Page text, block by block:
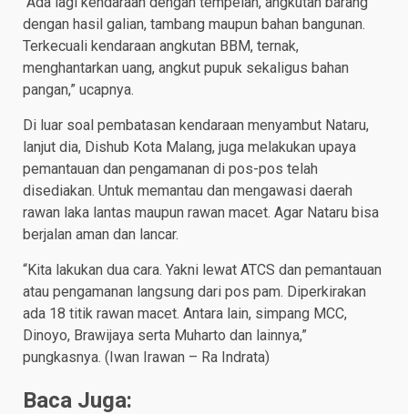
dengan hasil galian, tambang maupun bahan bangunan.
Terkecuali kendaraan angkutan BBM, ternak,
menghantarkan uang, angkut pupuk sekaligus bahan
pangan,” ucapnya.
Di luar soal pembatasan kendaraan menyambut Nataru,
lanjut dia, Dishub Kota Malang, juga melakukan upaya
pemantauan dan pengamanan di pos-pos telah
disediakan. Untuk memantau dan mengawasi daerah
rawan laka lantas maupun rawan macet. Agar Nataru bisa
berjalan aman dan lancar.
“Kita lakukan dua cara. Yakni lewat ATCS dan pemantauan
atau pengamanan langsung dari pos pam. Diperkirakan
ada 18 titik rawan macet. Antara lain, simpang MCC,
Dinoyo, Brawijaya serta Muharto dan lainnya,”
pungkasnya. (Iwan Irawan – Ra Indrata)
Baca Juga: